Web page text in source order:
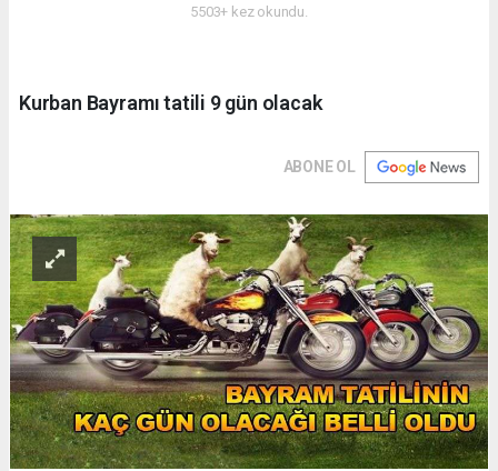
5503+ kez okundu.
Kurban Bayramı tatili 9 gün olacak
ABONE OL